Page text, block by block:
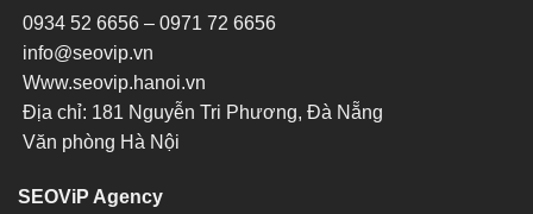
0934 52 6656 – 0971 72 6656
info@seovip.vn
Www.seovip.hanoi.vn
Địa chỉ: 181 Nguyễn Tri Phương, Đà Nẵng
Văn phòng Hà Nội
SEOViP Agency